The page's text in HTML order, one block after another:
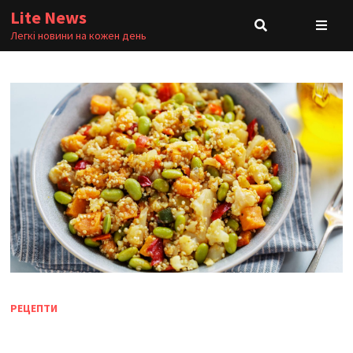
Skip
to
content
Lite News
Легкі новини на кожен день
РЕЦЕПТИ